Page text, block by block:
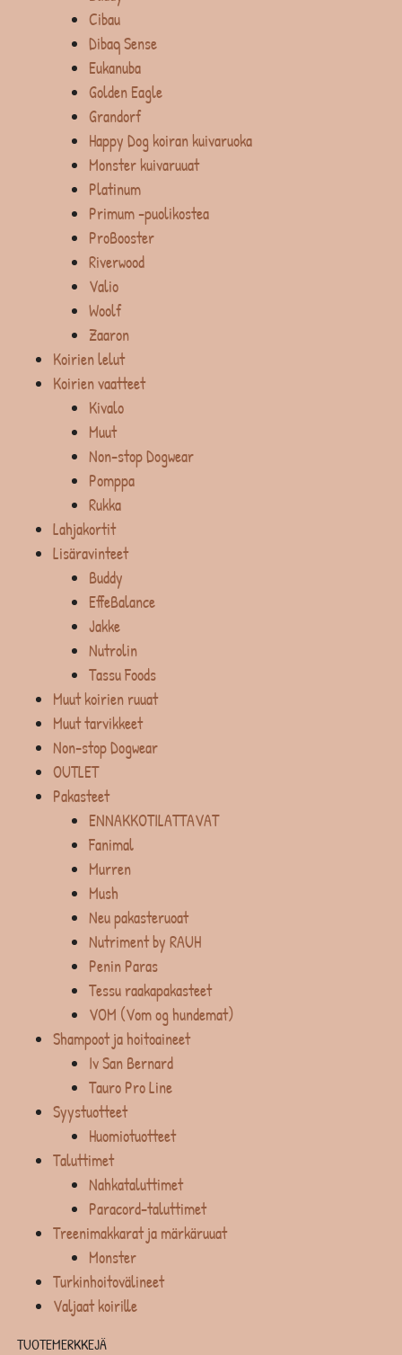
Cibau
Dibaq Sense
Eukanuba
Golden Eagle
Grandorf
Happy Dog koiran kuivaruoka
Monster kuivaruuat
Platinum
Primum -puolikostea
ProBooster
Riverwood
Valio
Woolf
Zaaron
Koirien lelut
Koirien vaatteet
Kivalo
Muut
Non-stop Dogwear
Pomppa
Rukka
Lahjakortit
Lisäravinteet
Buddy
EffeBalance
Jakke
Nutrolin
Tassu Foods
Muut koirien ruuat
Muut tarvikkeet
Non-stop Dogwear
OUTLET
Pakasteet
ENNAKKOTILATTAVAT
Fanimal
Murren
Mush
Neu pakasteruoat
Nutriment by RAUH
Penin Paras
Tessu raakapakasteet
VOM (Vom og hundemat)
Shampoot ja hoitoaineet
Iv San Bernard
Tauro Pro Line
Syystuotteet
Huomiotuotteet
Taluttimet
Nahkataluttimet
Paracord-taluttimet
Treenimakkarat ja märkäruuat
Monster
Turkinhoitovälineet
Valjaat koirille
TUOTEMERKKEJÄ